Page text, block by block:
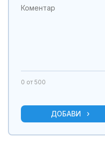
0 от 500
ДОБАВИ